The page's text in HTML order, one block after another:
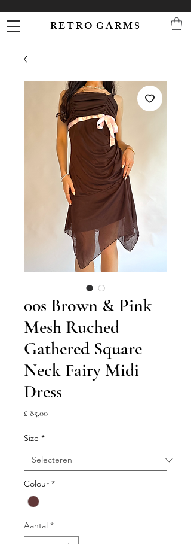
R E T R O G A R M S
00s Brown & Pink
Mesh Ruched
Gathered Square
Neck Fairy Midi
Dress
£ 85,00Prijs
Size *
Colour *
Aantal *